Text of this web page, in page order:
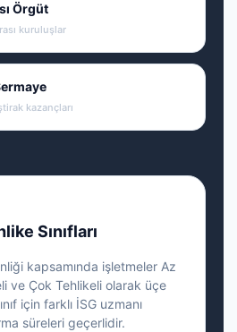
Örgüt
kuruluşlar
kazançları
Sınıfları
kapsamında işletmeler Az
ve Çok Tehlikeli olarak üçe
için farklı İSG uzmanı
süreleri geçerlidir.